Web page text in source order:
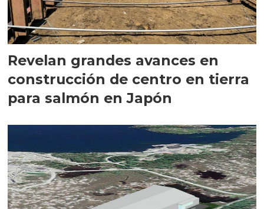
Revelan grandes avances en
construcción de centro en tierra
para salmón en Japón